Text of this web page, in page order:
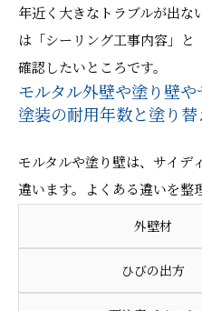
年近く大きなトラブルが出な
は「シーリング工事内容」と
確認したいところです。
モルタル外壁や塗り壁
塗装の耐用年数と塗り
モルタルや塗り壁は、サイデ
違います。よくある違いを整
外壁材
ひびの出方